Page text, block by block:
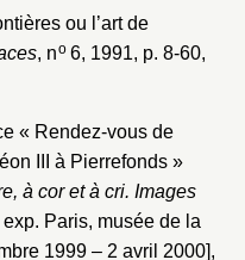
ou l’art de
, no6, 1991, p. 8-60,
« Rendez-vous de
III à Pierrefonds »
à cor et à cri. Images
exp. Paris, musée de la
1999 – 2 avril 2000],